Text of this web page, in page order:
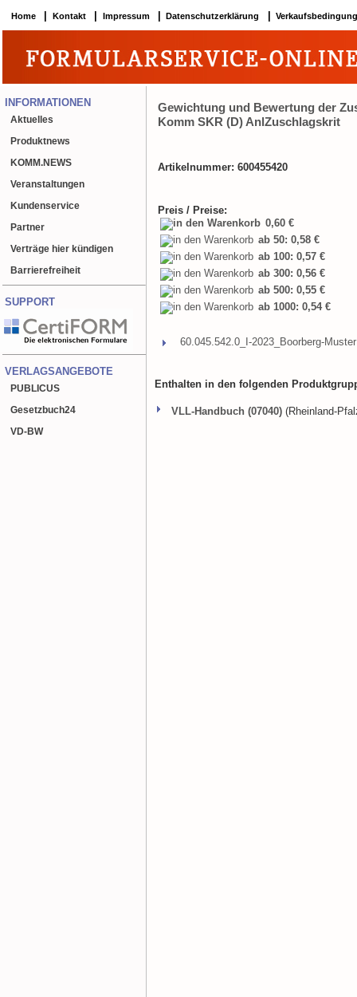
Home Kontakt Impressum Datenschutzerklärung
INFORMATIONEN
Aktuelles
Produktnews
KOMM.NEWS
Veranstaltungen
Kundenservice
Partner
Verträge hier kündigen
Barrierefreiheit
SUPPORT
VERLAGSANGEBOTE
PUBLICUS
Gesetzbuch24
VD-BW
Gewichtung und Bewertung der
Komm SKR (D) AnlZuschlagskrit
Artikelnummer: 600455420
Preis / Preise:
0,60 €
ab 50: 0,58 €
ab 100: 0,57 €
ab 300: 0,56 €
ab 500: 0,55 €
ab 1000: 0,54 €
60.045.542.0_I-2023_Boorberg-
Enthalten in den folgenden
VLL-Handbuch (07040) (Rheinland-